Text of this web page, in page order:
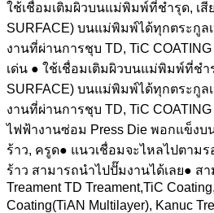
ใช้เชื่อมเติมผิวบนแม่พิมพ์ที่ชำรุด, เสี
SURFACE) บนแม่พิมพ์ได้ทุกตระกูล
งานที่ผ่านการชุบ TD, TiC
เด่น ● ใช้เชื่อมเติมผิวบนแม่พิมพ์ที่ชำ
SURFACE) บนแม่พิมพ์ได้ทุกตระกูล
งานที่ผ่านการชุบ TD, TiC
ไฟฟ้างานซ่อม Press Die พอกแข็ง
ร้าว, ครูด● แนวเชื่อมจะไหลไปตาม
ร้าว สามารถนำไปปั๊มงานได้เลย● ส
Treament TD Treament,TiC
Coating(TiAN Multilayer), Kanuc